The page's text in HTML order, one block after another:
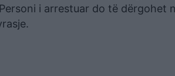
i arrestuar do të dërgohet